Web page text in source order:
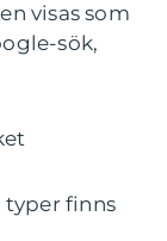
visas som
sök,
typer finns